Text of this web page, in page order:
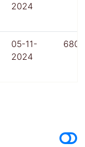
2024
05-11-
2024
680